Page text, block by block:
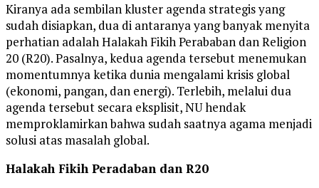
Kiranya ada sembilan kluster agenda strategis yang
sudah disiapkan, dua di antaranya yang banyak menyita
perhatian adalah Halakah Fikih Perababan dan Religion
20 (R20). Pasalnya, kedua agenda tersebut menemukan
momentumnya ketika dunia mengalami krisis global
(ekonomi, pangan, dan energi). Terlebih, melalui dua
agenda tersebut secara eksplisit, NU hendak
memproklamirkan bahwa sudah saatnya agama menjadi
solusi atas masalah global.
Halakah Fikih Peradaban dan R20